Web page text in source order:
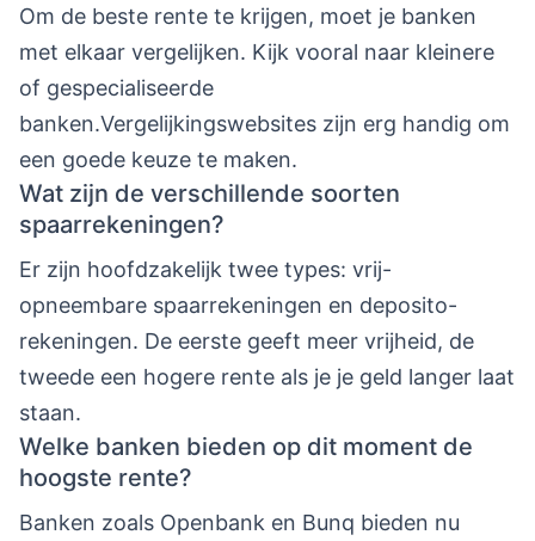
Om de beste rente te krijgen, moet je banken
met elkaar vergelijken. Kijk vooral naar kleinere
of gespecialiseerde
banken.Vergelijkingswebsites zijn erg handig om
een goede keuze te maken.
Wat zijn de verschillende soorten
spaarrekeningen?
Er zijn hoofdzakelijk twee types: vrij-
opneembare spaarrekeningen en deposito-
rekeningen. De eerste geeft meer vrijheid, de
tweede een hogere rente als je je geld langer laat
staan.
Welke banken bieden op dit moment de
hoogste rente?
Banken zoals Openbank en Bunq bieden nu